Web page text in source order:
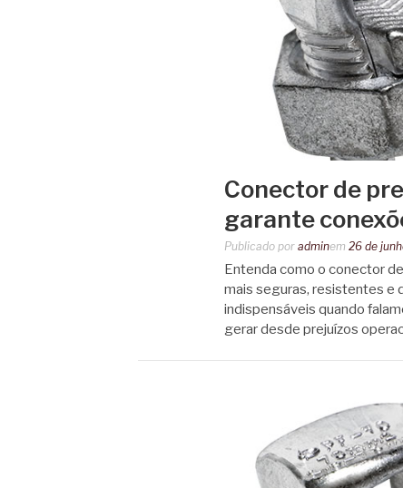
Conector de
garante
Publicado por adminem 26 de
Entenda como o conector
mais seguras, resistentes e
indispensáveis quando
gerar desde prejuízos